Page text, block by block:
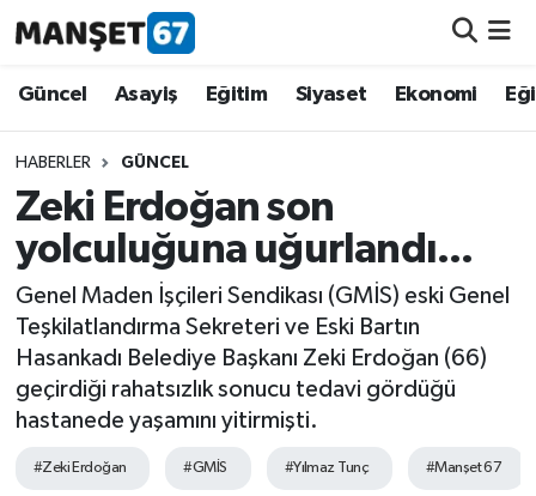
Güncel Asayiş Eğitim Siyaset Ekonomi
HABERLER GÜNCEL
Zeki Erdoğan son
yolculuğuna uğurlandı...
Genel Maden İşçileri Sendikası (GMİS) eski Genel
Teşkilatlandırma Sekreteri ve Eski Bartın
Hasankadı Belediye Başkanı Zeki Erdoğan (66)
geçirdiği rahatsızlık sonucu tedavi gördüğü
hastanede yaşamını yitirmişti.
#Zeki Erdoğan #GMİS #Yılmaz Tunç #Manşet 67
Güncel
Asayiş
Siyaset
Eğitim
Ekonomi
Kültür-Sanat